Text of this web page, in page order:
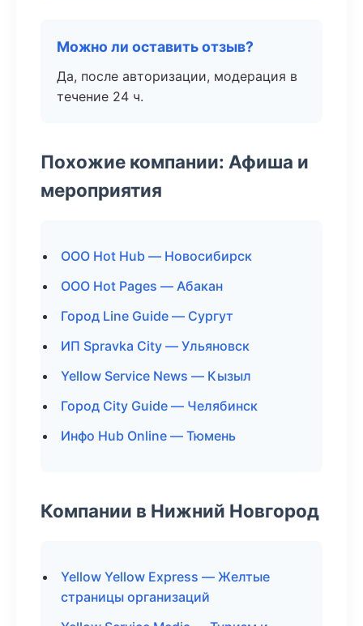
Можно ли оставить отзыв?
Да, после авторизации, модерация в
течение 24 ч.
Похожие компании: Афиша и
мероприятия
ООО Hot Hub — Новосибирск
ООО Hot Pages — Абакан
Город Line Guide — Сургут
ИП Spravka City — Ульяновск
Yellow Service News — Кызыл
Город City Guide — Челябинск
Инфо Hub Online — Тюмень
Компании в Нижний Новгород
Yellow Yellow Express — Желтые
страницы организаций